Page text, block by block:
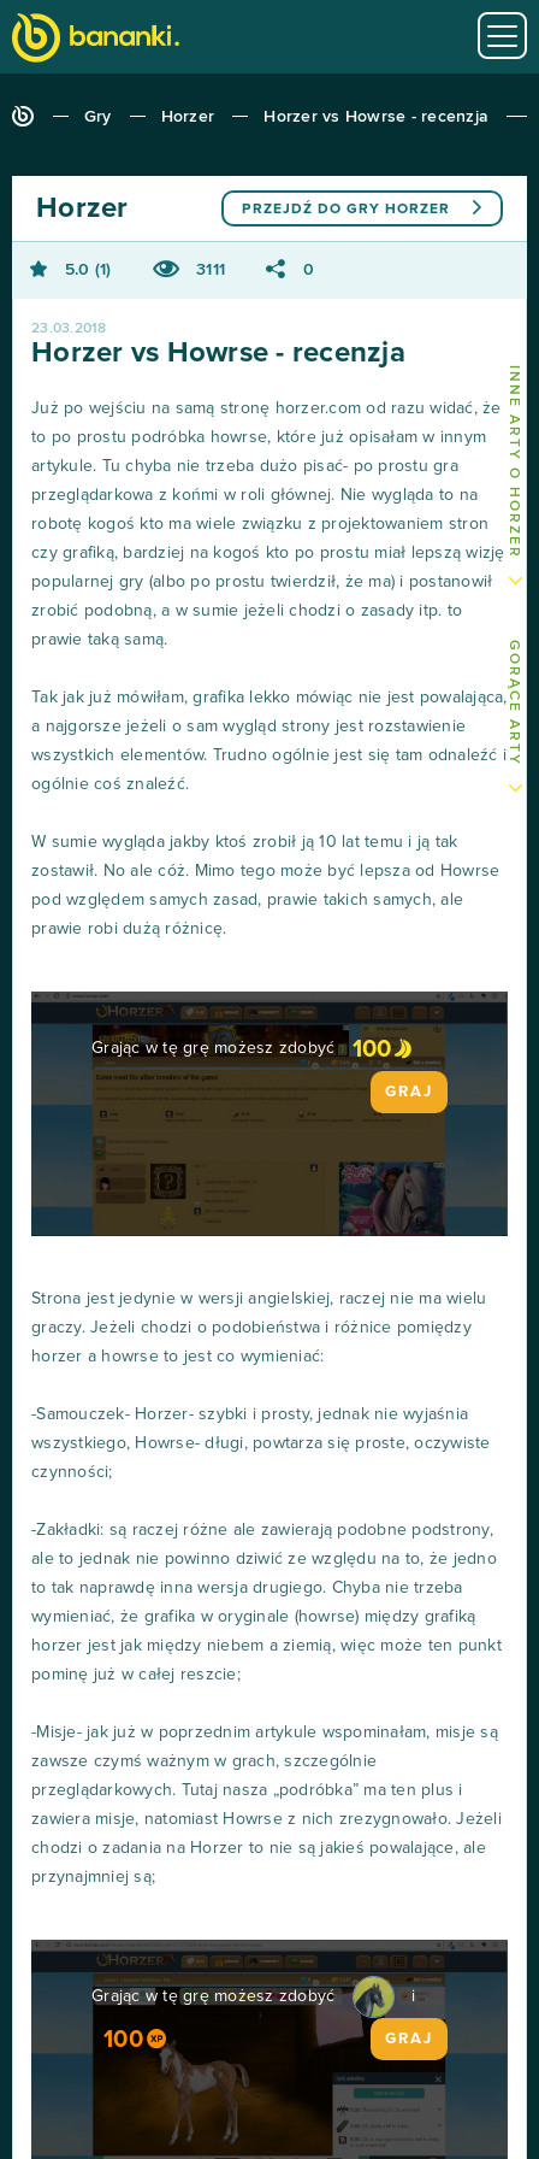
Gry Horzer Horzer vs Howrse - recenzja
INNE ARTY O HORZER
GORĄCE ARTY
PRZEJDŹ DO GRY HORZER
Horzer
5.0 1 3111 0
23.03.2018
Horzer vs Howrse - recenzja
Już po wejściu na samą stronę horzer.com od razu widać, że
to po prostu podróbka howrse, które już opisałam w innym
artykule. Tu chyba nie trzeba dużo pisać- po prostu gra
przeglądarkowa z końmi w roli głównej. Nie wygląda to na
robotę kogoś kto ma wiele związku z projektowaniem stron
czy grafiką, bardziej na kogoś kto po prostu miał lepszą wizję
popularnej gry (albo po prostu twierdził, że ma) i postanowił
zrobić podobną, a w sumie jeżeli chodzi o zasady itp. to
prawie taką samą.
Tak jak już mówiłam, grafika lekko mówiąc nie jest powalająca,
a najgorsze jeżeli o sam wygląd strony jest rozstawienie
wszystkich elementów. Trudno ogólnie jest się tam odnaleźć i
ogólnie coś znaleźć.
W sumie wygląda jakby ktoś zrobił ją 10 lat temu i ją tak
zostawił. No ale cóż. Mimo tego może być lepsza od Howrse
pod względem samych zasad, prawie takich samych, ale
prawie robi dużą różnicę.
Grając w tę grę możesz zdobyć 100
GRAJ
Strona jest jedynie w wersji angielskiej, raczej nie ma wielu
graczy. Jeżeli chodzi o podobieństwa i różnice pomiędzy
horzer a howrse to jest co wymieniać:
-Samouczek- Horzer- szybki i prosty, jednak nie wyjaśnia
wszystkiego, Howrse- długi, powtarza się proste, oczywiste
czynności;
-Zakładki: są raczej różne ale zawierają podobne podstrony,
ale to jednak nie powinno dziwić ze względu na to, że jedno
to tak naprawdę inna wersja drugiego. Chyba nie trzeba
wymieniać, że grafika w oryginale (howrse) między grafiką
horzer jest jak między niebem a ziemią, więc może ten punkt
pominę już w całej reszcie;
-Misje- jak już w poprzednim artykule wspominałam, misje są
zawsze czymś ważnym w grach, szczególnie
przeglądarkowych. Tutaj nasza „podróbka” ma ten plus i
zawiera misje, natomiast Howrse z nich zrezygnowało. Jeżeli
chodzi o zadania na Horzer to nie są jakieś powalające, ale
przynajmniej są;
Grając w tę grę możesz zdobyć i
100 GRAJ